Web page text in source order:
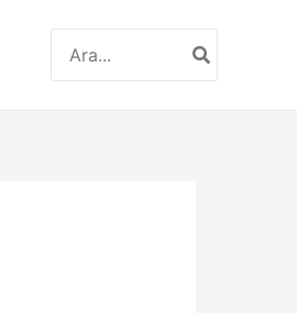
for: